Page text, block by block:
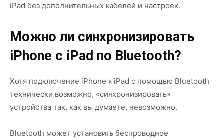
iPad без дополнительных кабелей и настроек.
Можно ли синхронизировать
iPhone с iPad по Bluetooth?
Хотя подключение iPhone к iPad с помощью Bluetooth
технически возможно, «синхронизировать»
устройства так, как вы думаете, невозможно.
Bluetooth может установить беспроводное